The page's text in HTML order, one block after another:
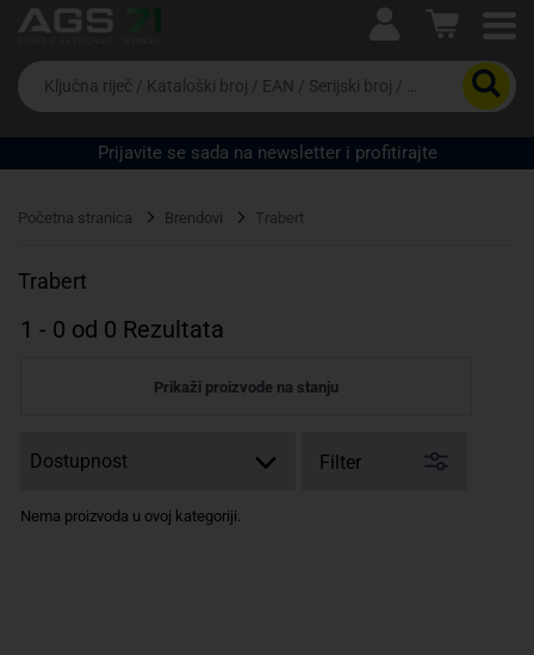
Ova postavka prilagođava asortiman proizvoda i
cijene vašim potrebama.
Da
biste
potražili
proizvod,
unesite
riječ,
EAN
serijski
Prijavite se sada na newsletter i profitirajte
Početna stranica Brendovi Trabert
Trabert
1 - 0 od 0 Rezultata
Prikaži proizvode na stanju
Filter
Nema proizvoda u ovoj kategoriji.